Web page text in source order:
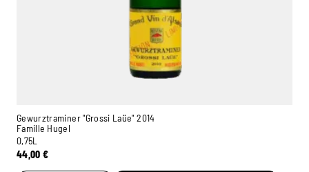
Gewurztraminer "Grossi Laüe" 2014
Famille Hugel
0,75L
44,00€